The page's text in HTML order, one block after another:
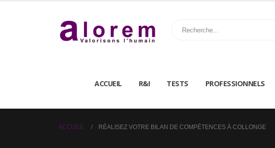
ACCUEIL R&I TESTS PROFESSIONNELS
ACCUEIL RÉALISEZ VOTRE BILAN DE COMPÉTENCES À COLLONGE